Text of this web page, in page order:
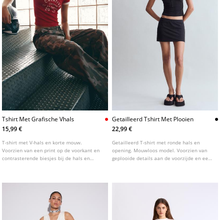
Tshirt Met Grafische Vhals
15,99 €
T-shirt met V-hals en korte mouw.
Voorzien van een print op de voorkant en
contrasterende biesjes bij de hals en
Getailleerd Tshirt Met Plooien
22,99 €
Getailleerd T-shirt met ronde hals en
opening. Mouwloos model. Voorzien van
geplooide details aan de voorzijde en een